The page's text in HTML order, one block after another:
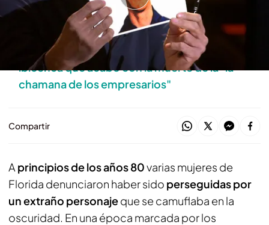
Javier Pérez Campos rescata algunas de las
historias más crueles del mundo criminal
¿Un ritual que se fue de las manos? La fiesta
ibicenca que acabó con la muerte de la "la
chamana de los empresarios"
Compartir
A principios de los años 80varias mujeres de
Florida denunciaron haber sido perseguidas por
un extraño personajeque se camuflaba en la
oscuridad. En una época marcada por los